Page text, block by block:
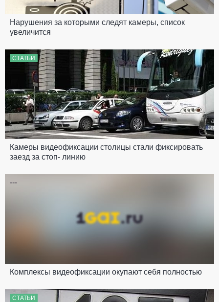
Нарушения за которыми следят камеры, список
увеличится
СТАТЬИ
Камеры видеофиксации столицы стали фиксировать
заезд за стоп- линию
---
Комплексы видеофиксации окупают себя полностью
СТАТЬИ